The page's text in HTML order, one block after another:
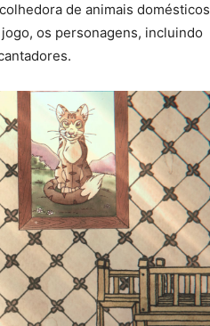
de animais domésticos
os personagens, incluindo